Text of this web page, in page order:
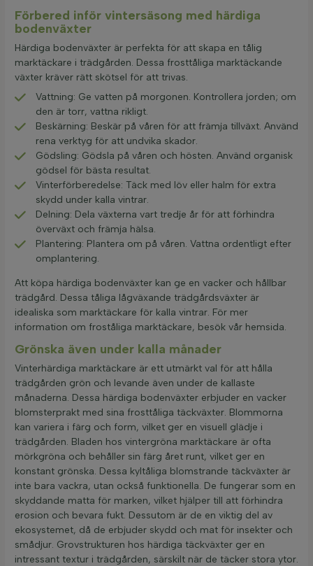
Förbered inför vintersäsong med härdiga
bodenväxter
Härdiga bodenväxter är perfekta för att skapa en tålig
marktäckare i trädgården. Dessa frosttåliga marktäckande
växter kräver rätt skötsel för att trivas.
Vattning: Ge vatten på morgonen. Kontrollera jorden; om
den är torr, vattna rikligt.
Beskärning: Beskär på våren för att främja tillväxt. Använd
rena verktyg för att undvika skador.
Gödsling: Gödsla på våren och hösten. Använd organisk
gödsel för bästa resultat.
Vinterförberedelse: Täck med löv eller halm för extra
skydd under kalla vintrar.
Delning: Dela växterna vart tredje år för att förhindra
överväxt och främja hälsa.
Plantering: Plantera om på våren. Vattna ordentligt efter
omplantering.
Att köpa härdiga bodenväxter kan ge en vacker och hållbar
trädgård. Dessa tåliga lågväxande trädgårdsväxter är
idealiska som marktäckare för kalla vintrar. För mer
information om froståliga marktäckare, besök vår hemsida.
Grönska även under kalla månader
Vinterhärdiga marktäckare är ett utmärkt val för att hålla
trädgården grön och levande även under de kallaste
månaderna. Dessa härdiga bodenväxter erbjuder en vacker
blomsterprakt med sina frosttåliga täckväxter. Blommorna
kan variera i färg och form, vilket ger en visuell glädje i
trädgården. Bladen hos vintergröna marktäckare är ofta
mörkgröna och behåller sin färg året runt, vilket ger en
konstant grönska. Dessa kyltåliga blomstrande täckväxter är
inte bara vackra, utan också funktionella. De fungerar som en
skyddande matta för marken, vilket hjälper till att förhindra
erosion och bevara fukt. Dessutom är de en viktig del av
ekosystemet, då de erbjuder skydd och mat för insekter och
smådjur. Grovstrukturen hos härdiga täckväxter ger en
intressant textur i trädgården, särskilt när de täcker stora ytor.